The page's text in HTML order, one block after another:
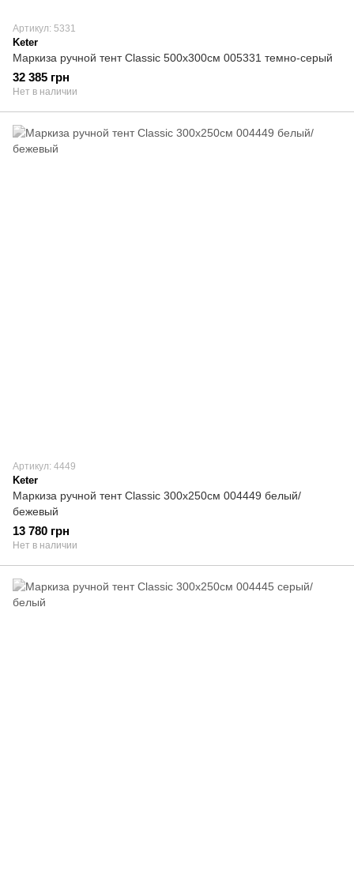
Артикул: 5331
Keter
Маркиза ручной тент Classiс 500х300см 005331 темно-серый
32 385 грн
Нет в наличии
Артикул: 4449
Keter
Маркиза ручной тент Classiс 300х250см 004449 белый/
бежевый
13 780 грн
Нет в наличии